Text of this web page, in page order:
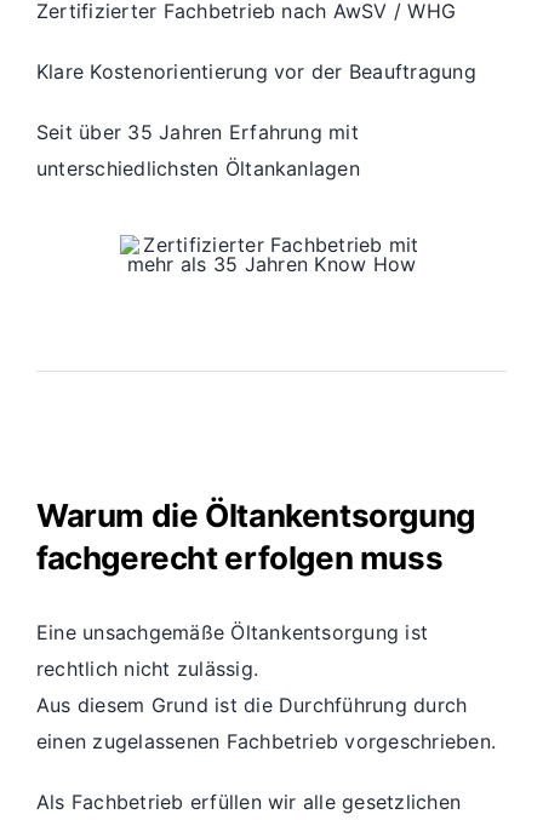
Zertifizierter Fachbetrieb nach AwSV / WHG
Klare Kostenorientierung vor der Beauftragung
Seit über 35 Jahren Erfahrung mit
unterschiedlichsten Öltankanlagen
Warum die Öltankentsorgung
fachgerecht erfolgen muss
Eine unsachgemäße Öltankentsorgung ist
rechtlich nicht zulässig.
Aus diesem Grund ist die Durchführung durch
einen zugelassenen Fachbetrieb vorgeschrieben.
Als Fachbetrieb erfüllen wir alle gesetzlichen